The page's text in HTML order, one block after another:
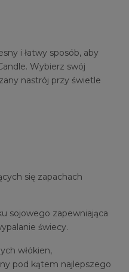
i łatwy sposób, aby
Wybierz swój
nastrój przy świetle
się zapachach
sojowego zapewniająca
świecy.
włókien,
pod kątem najlepszego